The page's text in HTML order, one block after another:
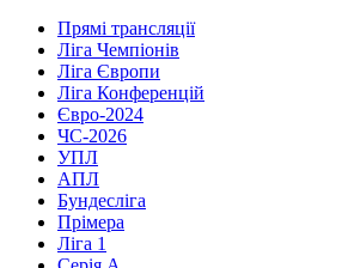
Прямі трансляції
Ліга Чемпіонів
Ліга Європи
Ліга Конференцій
Євро-2024
ЧС-2026
УПЛ
АПЛ
Бундесліга
Прімера
Ліга 1